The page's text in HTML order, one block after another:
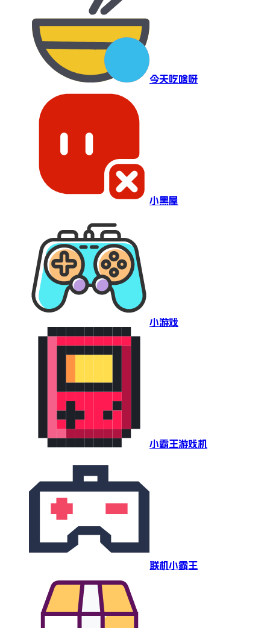
今天吃啥呀
小黑屋
小游戏
小霸王游戏机
联机小霸王